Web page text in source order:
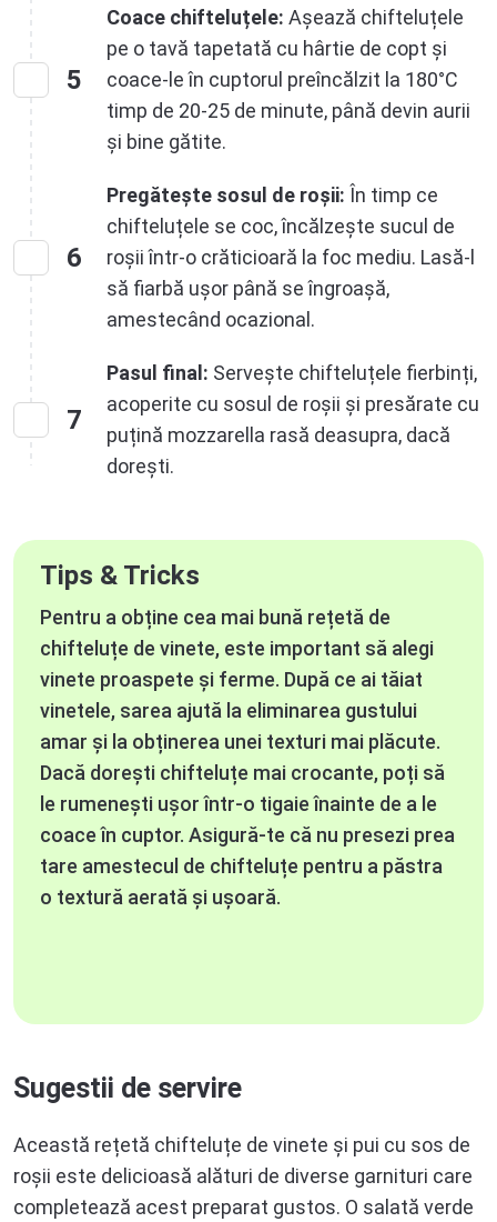
5
Coace chifteluțele: Așează chifteluțele
pe o tavă tapetată cu hârtie de copt și
coace-le în cuptorul preîncălzit la 180°C
timp de 20-25 de minute, până devin aurii
și bine gătite.
6
Pregătește sosul de roșii: În timp ce
chifteluțele se coc, încălzește sucul de
roșii într-o crăticioară la foc mediu. Lasă-l
să fiarbă ușor până se îngroașă,
amestecând ocazional.
7
Pasul final: Servește chifteluțele fierbinți,
acoperite cu sosul de roșii și presărate cu
puțină mozzarella rasă deasupra, dacă
dorești.
Tips & Tricks
Pentru a obține cea mai bună rețetă de
chifteluțe de vinete, este important să alegi
vinete proaspete și ferme. După ce ai tăiat
vinetele, sarea ajută la eliminarea gustului
amar și la obținerea unei texturi mai plăcute.
Dacă dorești chifteluțe mai crocante, poți să
le rumenești ușor într-o tigaie înainte de a le
coace în cuptor. Asigură-te că nu presezi prea
tare amestecul de chifteluțe pentru a păstra
o textură aerată și ușoară.
Sugestii de servire
Această rețetă chifteluțe de vinete și pui cu sos de
roșii este delicioasă alături de diverse garnituri care
completează acest preparat gustos. O salată verde